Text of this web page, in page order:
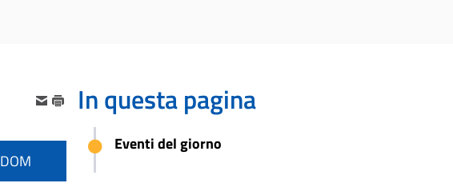
DOM
In questa pagina
Eventi del giorno